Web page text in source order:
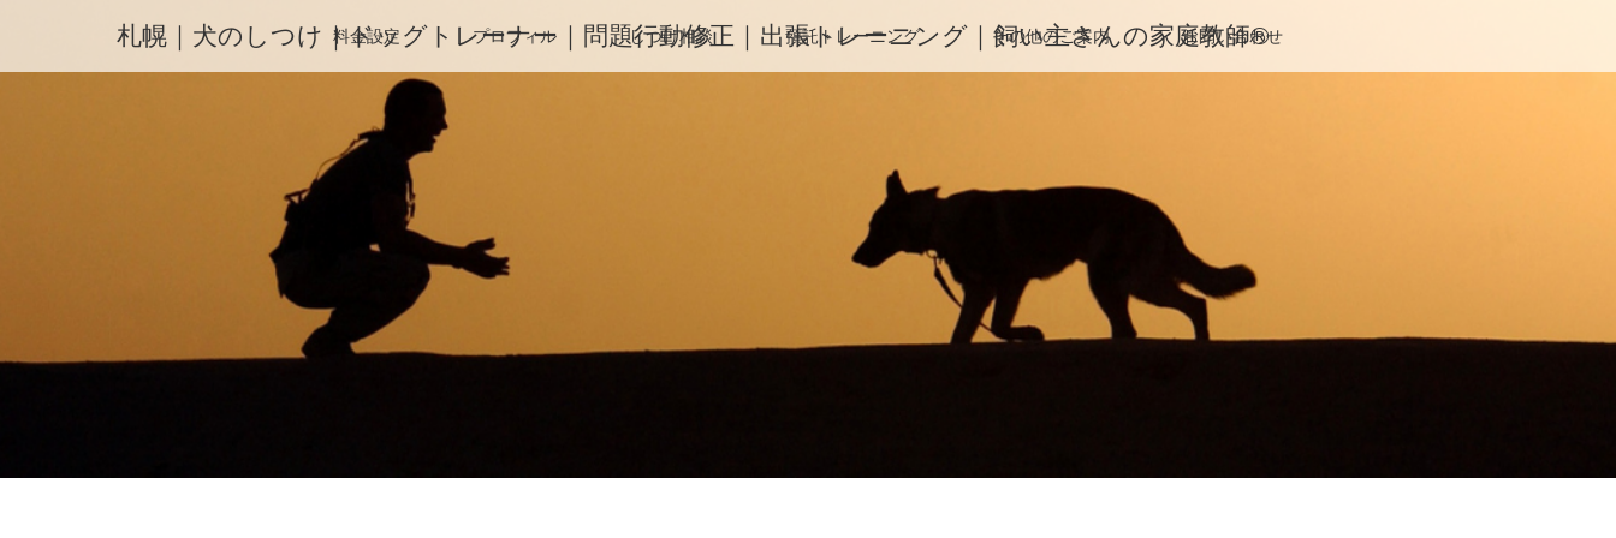
札幌｜犬のしつけ｜ドッグトレーナー｜問題行動修正｜出張トレーニング｜飼い主さんの家庭教師®️
料金設定 プロフィル しつけ相談 預託トレーニング その他のご案内 お問い合わせ